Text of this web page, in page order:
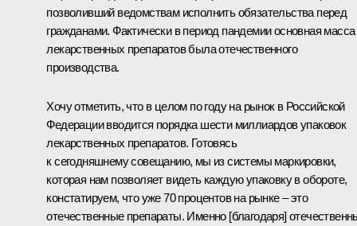
позволивший ведомствам исполнить обязательства перед
гражданами. Фактически в период пандемии основная масса
лекарственных препаратов была отечественного
производства.
Хочу отметить, что в целом по году на рынок в Российской
Федерации вводится порядка шести миллиардов упаковок
лекарственных препаратов. Готовясь
к сегодняшнему совещанию, мы из системы маркировки,
которая нам позволяет видеть каждую упаковку в обороте,
констатируем, что уже 70 процентов на рынке – это
отечественные препараты. Именно [благодаря]